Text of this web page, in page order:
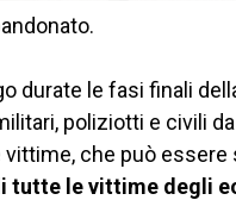
durate le fasi finali
poliziotti e civili
vittime, che può
tutte le vittime degli